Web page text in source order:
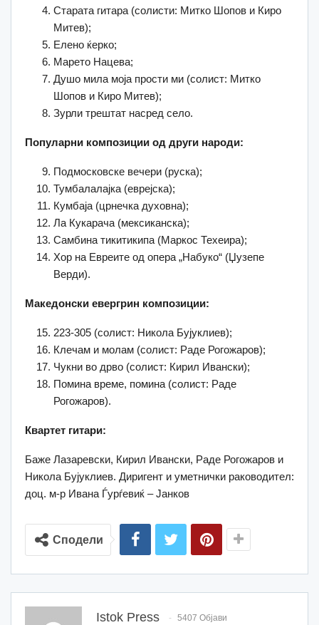
Старата гитара (солисти: Митко Шопов и Киро
Митев);
Елено ќерко;
Марето Нацева;
Душо мила моја прости ми (солист: Митко
Шопов и Киро Митев);
Зурли трештат насред село.
Популарни композиции од други народи:
Подмосковске вечери (руска);
Тумбалалајка (еврејска);
Кумбаја (црнечка духовна);
Ла Кукарача (мексиканска);
Самбина тикитикипа (Маркос Техеира);
Хор на Евреите од опера „Набуко“ (Џузепе
Верди).
Македонски евергрин композиции:
223-305 (солист: Никола Бујуклиев);
Клечам и молам (солист: Раде Рогожаров);
Чукни во дрво (солист: Кирил Ивански);
Помина време, помина (солист: Раде
Рогожаров).
Квартет гитари:
Баже Лазаревски, Кирил Ивански, Раде Рогожаров и
Никола Бујуклиев. Диригент и уметнички раководител:
доц. м-р Ивана Ѓурѓевиќ – Јанков
Сподели
Istok Press 5407 Објави